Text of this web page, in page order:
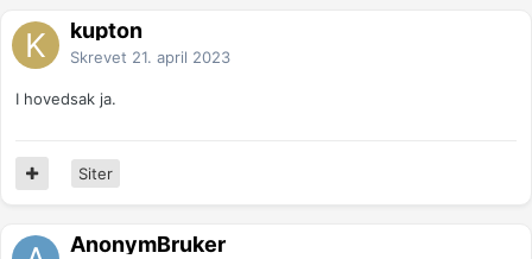
kupton
Skrevet 21. april 2023
I hovedsak ja.
Siter
AnonymBruker